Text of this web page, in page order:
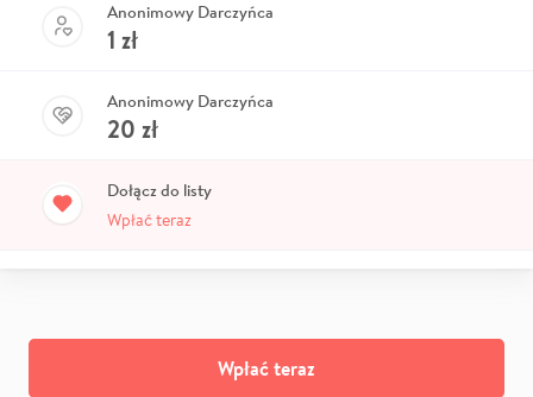
Anonimowy Darczyńca
1 zł
Anonimowy Darczyńca
20 zł
Dołącz do listy
Wpłać teraz
Wpłać teraz